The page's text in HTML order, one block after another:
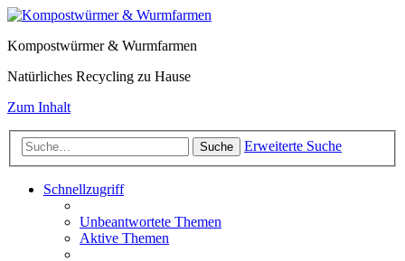
Kompostwürmer & Wurmfarmen
Natürliches Recycling zu Hause
Zum Inhalt
Suche Erweiterte Suche
Schnellzugriff
Unbeantwortete Themen
Aktive Themen